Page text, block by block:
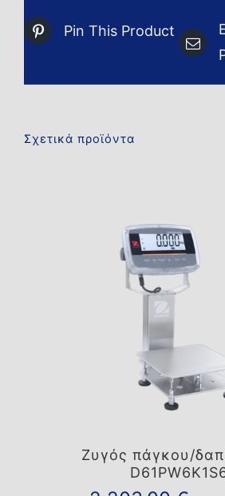
Pin This Product
Σχετικά προϊόντα
Ζυγός πάγκου/